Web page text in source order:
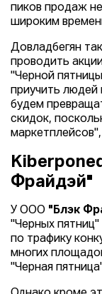
пиков продаж
широким
Довладбегян
проводить
"Черной
приучить
будем
скидок,
Фрайдэй"
У ООО "Блэк
"Черных
по трафику
многих
"Черная